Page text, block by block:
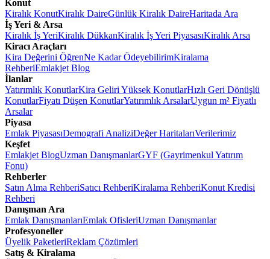
Konut
Kiralık KonutKiralık DaireGünlük Kiralık DaireHaritada Ara
İş Yeri & Arsa
Kiralık İş YeriKiralık DükkanKiralık İş Yeri PiyasasıKiralık Arsa
Kiracı Araçları
Kira Değerini ÖğrenNe Kadar ÖdeyebilirimKiralama
RehberiEmlakjet Blog
İlanlar
Yatırımlık KonutlarKira Geliri Yüksek KonutlarHızlı Geri Dönüşlü
KonutlarFiyatı Düşen KonutlarYatırımlık ArsalarUygun m² Fiyatlı
Arsalar
Piyasa
Emlak PiyasasıDemografi AnaliziDeğer HaritalarıVerilerimiz
Keşfet
Emlakjet BlogUzman DanışmanlarGYF (Gayrimenkul Yatırım
Fonu)
Rehberler
Satın Alma RehberiSatıcı RehberiKiralama RehberiKonut Kredisi
Rehberi
Danışman Ara
Emlak DanışmanlarıEmlak OfisleriUzman Danışmanlar
Profesyoneller
Üyelik PaketleriReklam Çözümleri
Satış & Kiralama